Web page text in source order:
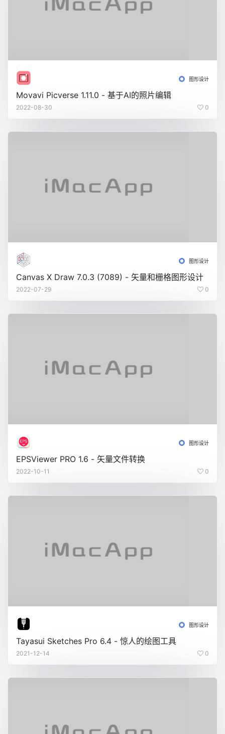
图形设计
Movavi Picverse 1.11.0 - 基于AI的照片编辑
2022-08-30 0
图形设计
Canvas X Draw 7.0.3 (7089) - 矢量和栅格图形设计
2022-07-29 0
图形设计
EPSViewer PRO 1.6 - 矢量文件转换
2022-10-11 0
图形设计
Tayasui Sketches Pro 6.4 - 惊人的绘图工具
2021-12-14 0